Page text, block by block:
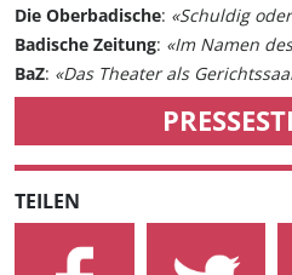
Die Oberbadische: «Schuldig
Badische Zeitung: «Im Namen
BaZ: «Das Theater als
TEILEN